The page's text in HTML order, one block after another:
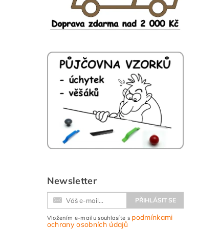
Newsletter
Vložením e-mailu souhlasíte s podmínkami
ochrany osobních údajů